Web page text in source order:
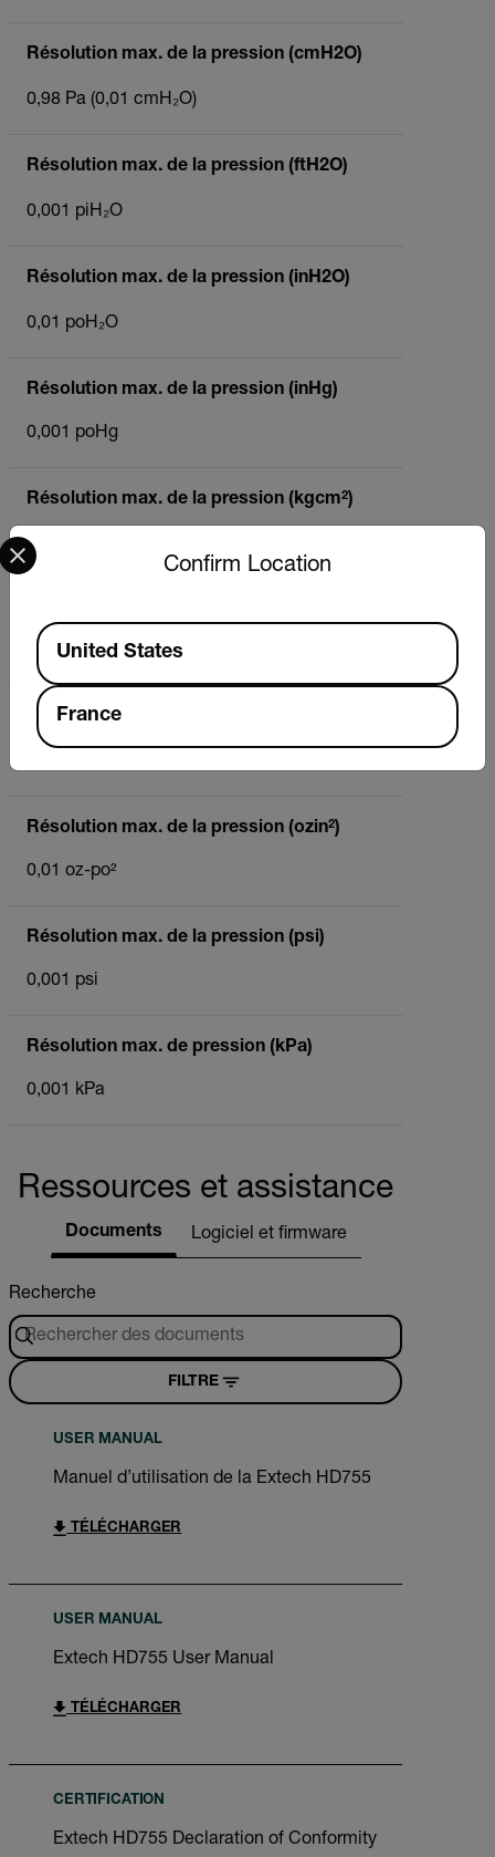
Résolution max. de la pression (cmH2O)
0,98 Pa (0,01 cmH₂O)
Résolution max. de la pression (ftH2O)
0,001 piH₂O
Résolution max. de la pression (inH2O)
0,01 poH₂O
Résolution max. de la pression (inHg)
0,001 poHg
Résolution max. de la pression (kgcm²)
0,001 kgcm²
0,01 mbar
Résolution max. de la pression (mmHg)
Résolution max. de la pression (ozin²)
0,01 oz-po²
Résolution max. de la pression (psi)
0,001 psi
Résolution max. de pression (kPa)
0,001 kPa
Ressources et assistance
Documents Logiciel et firmware
Recherche
FILTRE
USER MANUAL
Manuel d’utilisation de la Extech HD755
TÉLÉCHARGER
USER MANUAL
Extech HD755 User Manual
TÉLÉCHARGER
CERTIFICATION
Extech HD755 Declaration of Conformity
Confirm Location
Select your preferred country and language from the
Available Locations
United States
France